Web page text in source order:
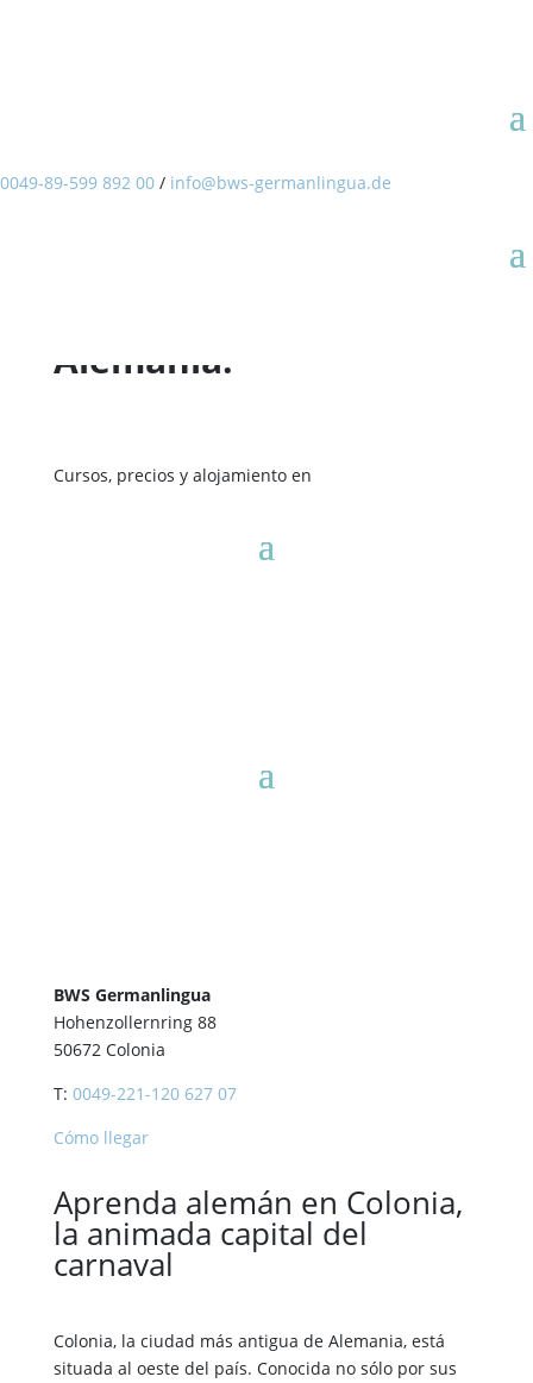
0049-89-599 892 00 / info@bws-germanlingua.de
Alemania.
Cursos, precios y alojamiento en
BWS Germanlingua
Hohenzollernring 88
50672 Colonia
T: 0049-221-120 627 07
Cómo llegar
Aprenda alemán en Colonia,
la animada capital del
carnaval
Colonia, la ciudad más antigua de Alemania, está
situada al oeste del país. Conocida no sólo por sus